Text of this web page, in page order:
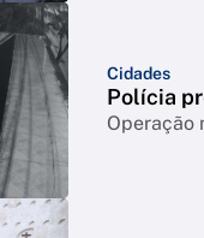
Cidades
Polícia
Operação